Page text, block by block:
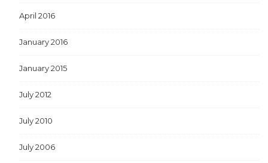
April 2016
January 2016
January 2015
July 2012
July 2010
July 2006